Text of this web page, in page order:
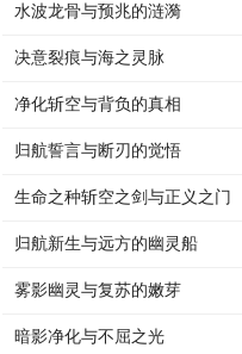
水波龙骨与预兆的涟漪
决意裂痕与海之灵脉
净化斩空与背负的真相
归航誓言与断刃的觉悟
生命之种斩空之剑与正义之门
归航新生与远方的幽灵船
雾影幽灵与复苏的嫩芽
暗影净化与不屈之光